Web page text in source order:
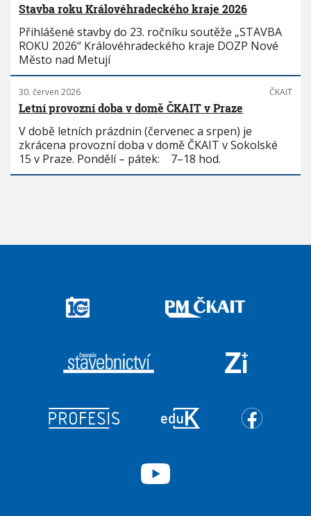
Stavba roku Královéhradeckého kraje 2026
Přihlášené stavby do 23. ročníku soutěže „STAVBA
ROKU 2026“ Královéhradeckého kraje DOZP Nové
Město nad Metují
30. červen 2026 ČKAIT
Letní provozní doba v domě ČKAIT v Praze
V době letních prázdnin (červenec a srpen) je
zkrácena provozní doba v domě ČKAIT v Sokolské
15 v Praze. Pondělí – pátek: 7–18 hod.